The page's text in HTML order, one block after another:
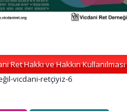
Ret Hakkı ve Hakkın